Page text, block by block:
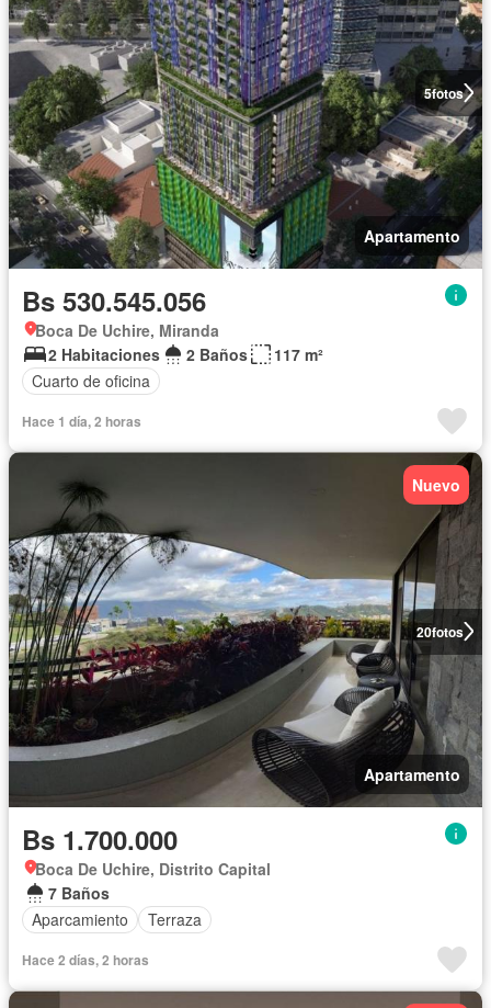
5fotos
Apartamento
Bs 530.545.056
Boca De Uchire, Miranda
2 Habitaciones
2 Baños
117 m²
Cuarto de oficina
Hace 1 día, 2 horas
20fotos
Nuevo
Apartamento
Bs 1.700.000
Boca De Uchire, Distrito Capital
7 Baños
Aparcamiento
Terraza
Hace 2 días, 2 horas